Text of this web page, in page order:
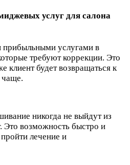
услуг для салона
услугами в
требуют коррекции. Это
клиент будет возвращаться к
чаще.
никогда не выйдут из
Это возможность быстро и
лечение и